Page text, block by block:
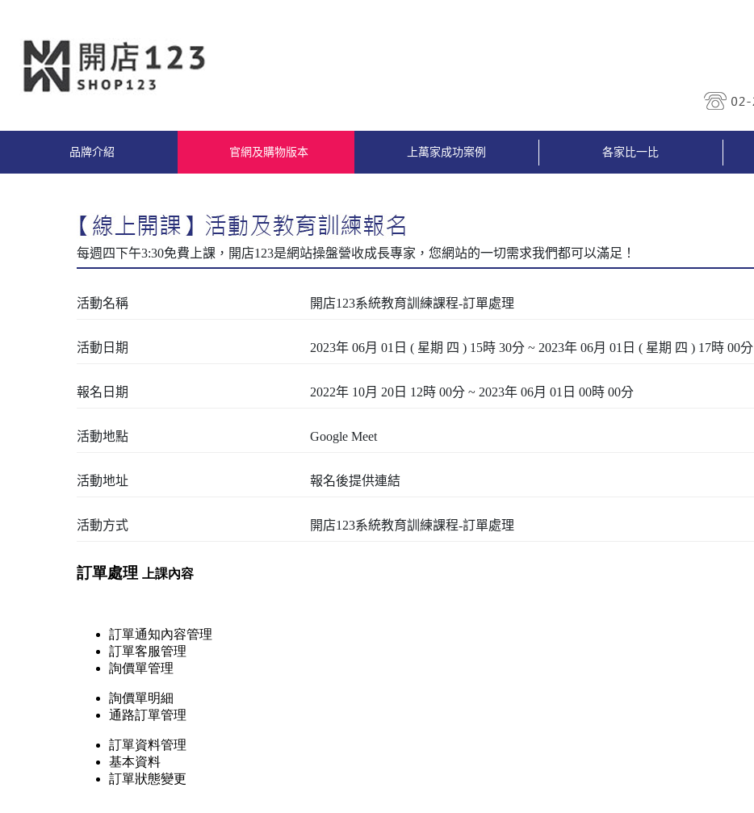
品牌介紹 官網及購物版本 上萬家成功案例 各家比一比
活動名稱 開店123系統教育訓練課程-訂單處理
活動日期 2023年 06月 01日 ( 星期 四 ) 15時 30分 ~ 2023年 06月 01日 ( 星期 四 ) 17時 00分
報名日期 2022年 10月 20日 12時 00分 ~ 2023年 06月 01日 00時 00分
活動地點 Google Meet
活動地址 報名後提供連結
活動方式 開店123系統教育訓練課程-訂單處理